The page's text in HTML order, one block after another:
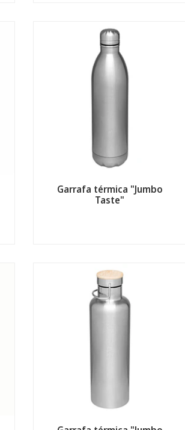
Garrafa térmica "Jumbo
Taste"